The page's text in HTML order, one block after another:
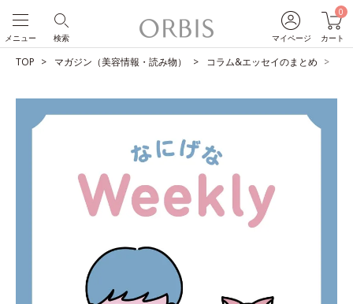
マイページ
0
カート
検索
メニュー
TOP マガジン（美容情報・読み物） コラム&エッセイのまとめ